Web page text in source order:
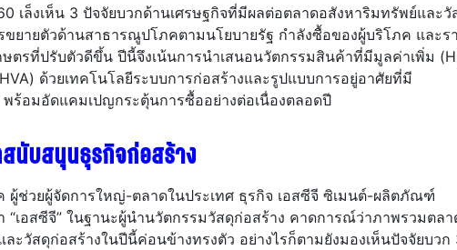
เล็งเห็น 3 ปัจจัยบวกด้านเศรษฐกิจที่มีผลต่อตลาดอสังหาริมทรัพย์และวั
ขยายตัวด้านสาธารณูปโภคตามนโยบายรัฐ กำลังซื้อของผู้บริโภค และร
ตรที่ปรับตัวดีขึ้น ปีนี้จึงเน้นการนำเสนอนวัตกรรมสินค้าที่มีมูลค่าเพิ่ม
ด้วยเทคโนโลยีระบบการก่อสร้างและรูปแบบการอยู่อาศัยที่มี
พร้อมอัดแคมเปญกระตุ้นการซื้ออย่างต่อเนื่องตลอดปี
นับสนุนธุรกิจก่อสร้าง
ผู้ช่วยผู้จัดการใหญ่-ตลาดในประเทศ ธุรกิจ เอสซีจี ซิเมนต์-ผลิตภัณฑ์
“เอสซีจี” ในฐานะผู้นำนวัตกรรมวัสดุก่อสร้าง คาดการณ์ว่าภาพรวมตลา
ะวัสดุก่อสร้างในปีนี้ค่อนข้างทรงตัว อย่างไรก็ตามยังมองเห็นปัจจัยบวก